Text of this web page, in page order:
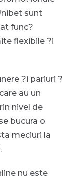
sunt
func?
flexibile ?i
?i pariuri ?
au un
nivel de
bucura o
meciuri la
nu este